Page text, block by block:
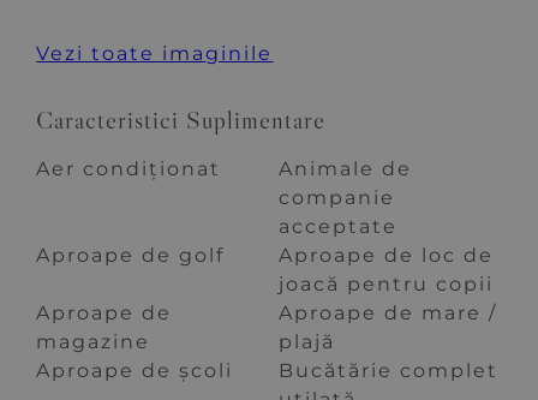
Vezi toate imaginile
Caracteristici Suplimentare
Aer condiționat
Animale de
companie
acceptate
Aproape de golf
Aproape de loc de
joacă pentru copii
Aproape de
magazine
Aproape de mare /
plajă
Aproape de școli
Bucătărie complet